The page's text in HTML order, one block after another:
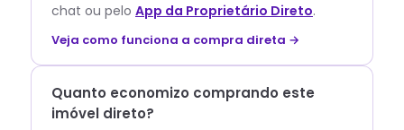
chat ou pelo App da Proprietário Direto.
Veja como funciona a compra direta →
Quanto economizo comprando este
imóvel direto?